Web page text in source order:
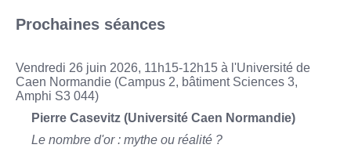
Prochaines séances
Vendredi 26 juin 2026, 11h15-12h15 à l'Université de
Caen Normandie (Campus 2, bâtiment Sciences 3,
Amphi S3 044)
Pierre Casevitz (Université Caen Normandie)
Le nombre d'or : mythe ou réalité ?